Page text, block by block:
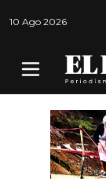
10 Ago 2026